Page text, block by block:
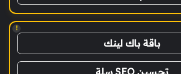
!
باقة باك لينك
تحسين SEO سلة